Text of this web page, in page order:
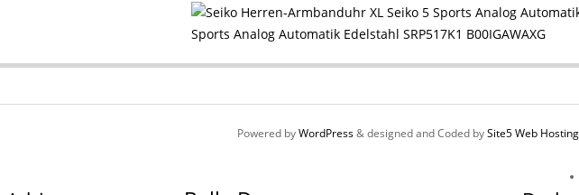
Sports Analog Automatik Edelstahl SRP517K1 B00IGAWAXG
Powered byWordPress& designed and Coded bySite5 Web